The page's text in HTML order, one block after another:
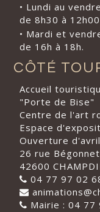
• Lundi au
de 8h30 à 12h00
• Mardi et
de 16h à 18h.
CÔTÉ
Accueil
"Porte de Bise"
Centre de l'art
Espace
Ouverture
26 rue
42600
04 77 97 02
Mairie : 04